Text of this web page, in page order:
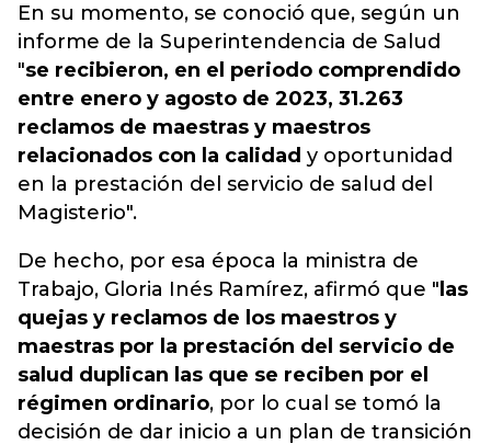
En su momento, se conoció que, según un
informe de la Superintendencia de Salud
"se recibieron, en el periodo comprendido
entre enero y agosto de 2023, 31.263
reclamos de maestras y maestros
relacionados con la calidad y oportunidad
en la prestación del servicio de salud del
Magisterio".
De hecho, por esa época la ministra de
Trabajo, Gloria Inés Ramírez, afirmó que " las
quejas y reclamos de los maestros y
maestras por la prestación del servicio de
salud duplican las que se reciben por el
régimen ordinario, por lo cual se tomó la
decisión de dar inicio a un plan de transición